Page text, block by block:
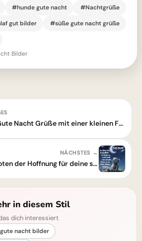
#hunde gute nacht
#Nachtgrüße
gut bilder
#süße gute nacht grüße
Bilder
Magische Gute Nacht Grüße mit einer kleinen Fee
NÄCHSTES →
Gute Nacht: Lichtboten der Hoffnung für deine süßesten Träume
in diesem Stil
dich interessiert
nacht bilder